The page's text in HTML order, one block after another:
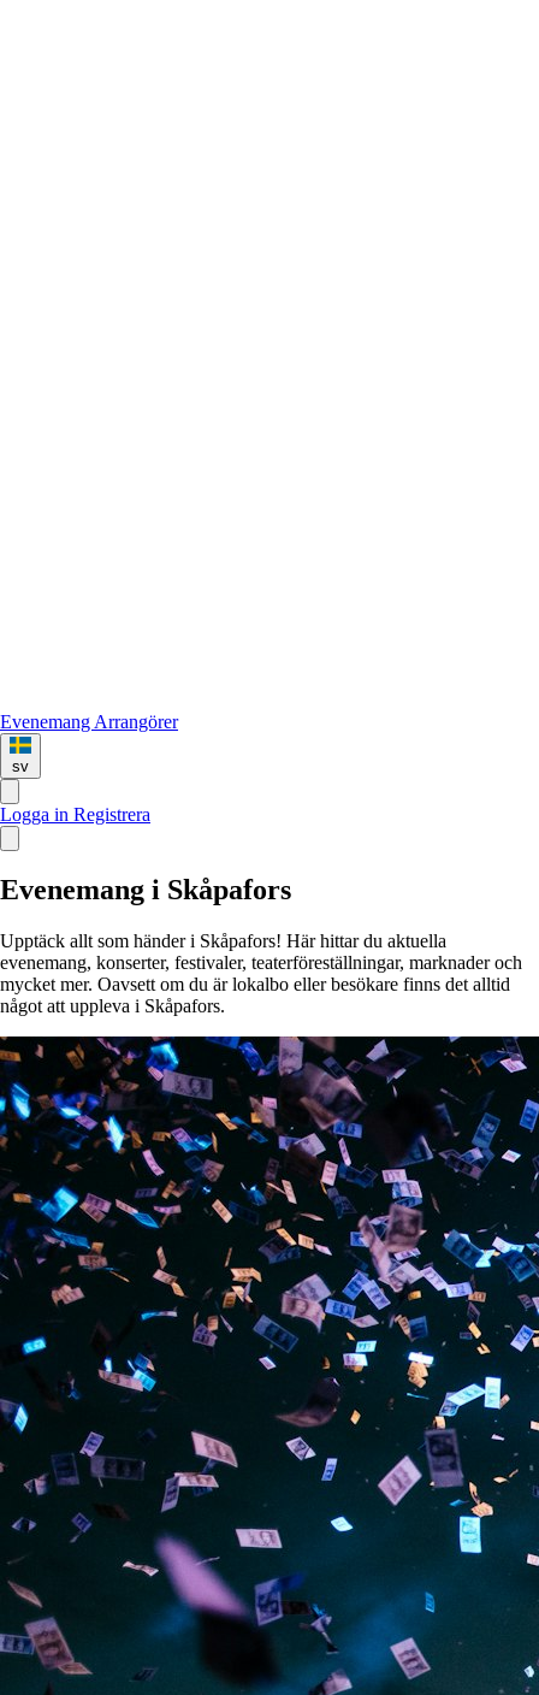
Evenemang Arrangörer
sv
Logga in Registrera
Evenemang i Skåpafors
Upptäck allt som händer i Skåpafors! Här hittar du aktuella
evenemang, konserter, festivaler, teaterföreställningar, marknader och
mycket mer. Oavsett om du är lokalbo eller besökare finns det alltid
något att uppleva i Skåpafors.